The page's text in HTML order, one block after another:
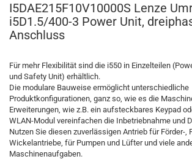
I5DAE215F10V10000S Lenze
i5D1.5/400-3 Power Unit,
Anschluss
Für mehr Flexibilität sind die i550 in Einzelteilen
und Safety Unit) erhältlich.
Die modulare Bauweise ermöglicht unterschiedliche
Produktkonfigurationen, ganz so, wie es die
Erweiterungen, wie z.B. ein aufsteckbares Keypad
WLAN-Modul vereinfachen die Inbetriebnahme und
Nutzen Sie diesen zuverlässigen Antrieb für Förder-,
Wickelantriebe, für Pumpen und Lüfter und viele
Maschinenaufgaben.